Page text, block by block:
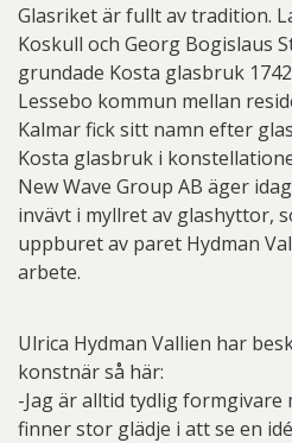
Glasriket är fullt av tradition.
Koskull och Georg Bogislaus
grundade Kosta glasbruk
Lessebo kommun mellan
Kalmar fick sitt namn efter
Kosta glasbruk i
New Wave Group AB äger
invävt i myllret av glashyttor,
uppburet av paret Hydman
arbete.
Ulrica Hydman Vallien har
konstnär så här:
-Jag är alltid tydlig formgivare
finner stor glädje i att se en